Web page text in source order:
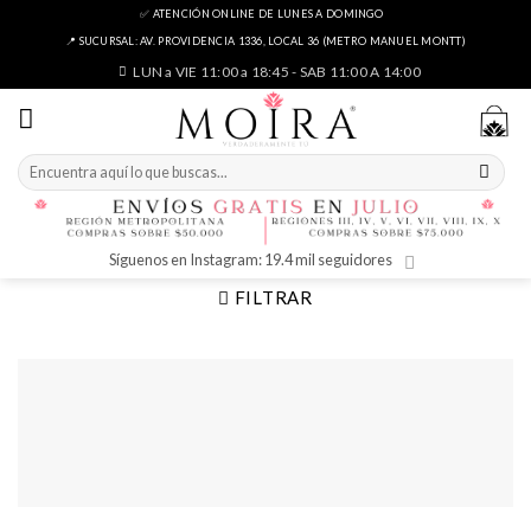
✅ ATENCIÓN ONLINE DE LUNES A DOMINGO
📍 SUCURSAL: AV. PROVIDENCIA 1336, LOCAL 36 (METRO MANUEL MONTT)
LUN a VIE 11:00 a 18:45 - SAB 11:00 A 14:00
Buscar
por:
Síguenos en Instagram: 19.4 mil seguidores
FILTRAR